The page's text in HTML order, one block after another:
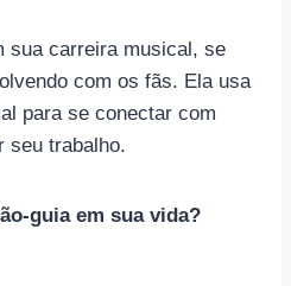
sua carreira musical, se
com os fãs. Ela usa
para se conectar com
seu trabalho.
guia em sua vida?